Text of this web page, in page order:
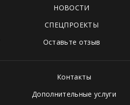
НОВОСТИ
СПЕЦПРОЕКТЫ
Оставьте отзыв
Контакты
Дополнительные услуги